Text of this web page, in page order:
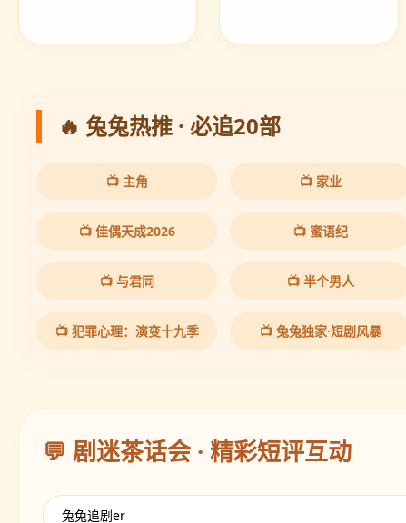
🔥 兔兔热推 · 必追20部
📺 主角 📺 家业
📺 佳偶天成2026 📺 蜜语纪
📺 与君同 📺 半个男人
💬 剧迷茶话会 · 精彩短评互动